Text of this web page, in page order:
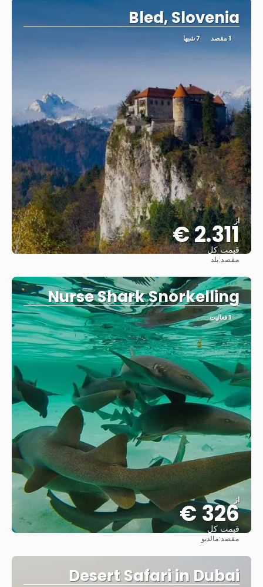
Bled, Slovenia
1 مقصد 7 شبها
از
2.311 €
قیمت کل
مقصد:بلد
Nurse Shark Snorkelling
1 فعالیت
از
326 €
قیمت کل
مقصد:مالدیو
Desert Safari in Dubai